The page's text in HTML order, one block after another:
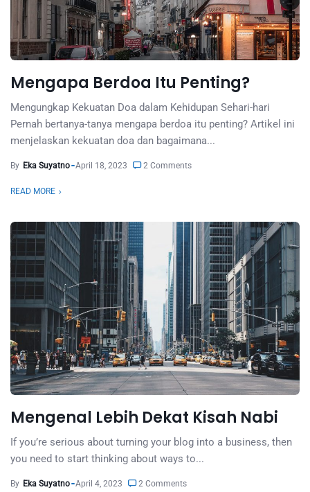
Mengapa Berdoa Itu Penting?
Mengungkap Kekuatan Doa dalam Kehidupan Sehari-hari
Pernah bertanya-tanya mengapa berdoa itu penting? Artikel ini
menjelaskan kekuatan doa dan bagaimana...
By Eka Suyatno April 18, 2023 2 Comments
READ MORE
Mengenal Lebih Dekat Kisah Nabi
If you’re serious about turning your blog into a business, then
you need to start thinking about ways to...
By Eka Suyatno April 4, 2023 2 Comments